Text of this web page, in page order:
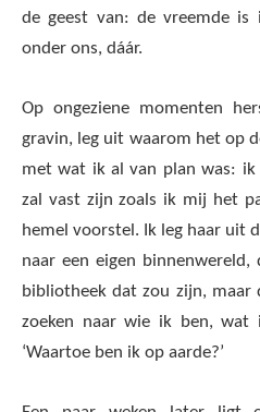
de geest van: de vreemde is
onder ons, dáár.
Op ongeziene momenten
gravin, leg uit waarom het op
met wat ik al van plan was:
zal vast zijn zoals ik mij het
hemel voorstel. Ik leg haar uit
naar een eigen
bibliotheek dat zou zijn,
zoeken naar wie ik ben,
‘Waartoe ben ik op aarde?’